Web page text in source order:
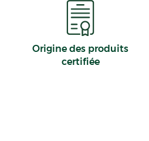
Origine des produits
certifiée